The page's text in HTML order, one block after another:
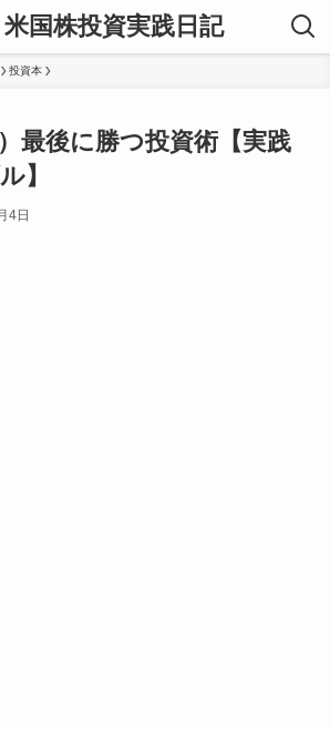
米国株投資実践日記
投資本
）最後に勝つ投資術【実践
】
4日